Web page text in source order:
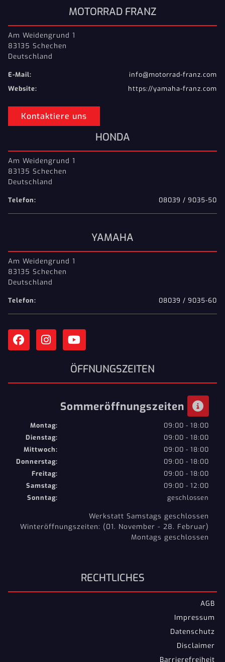
MOTORRAD FRANZ
Am Weidengrund 1
83135 Schechen
Deutschland
E-Mail:
info@motorrad-franz.com
Website:
https://yamaha-franz.com
Kontaktiere uns
HONDA
Am Weidengrund 1
83135 Schechen
Deutschland
Telefon: 08039 / 9035-50
YAMAHA
Am Weidengrund 1
83135 Schechen
Deutschland
Telefon: 08039 / 9035-60
ÖFFNUNGSZEITEN
Sommeröffnungszeiten
Montag:
09:00 - 18:00
Dienstag:
09:00 - 18:00
Mittwoch:
09:00 - 18:00
Donnerstag:
09:00 - 18:00
Freitag:
09:00 - 18:00
Samstag:
09:00 - 12:00
Sonntag:
geschlossen
Werkstatt Samstags geschlossen
Winteröffnungszeiten: (01. November - 28. Februar)
Montags geschlossen
RECHTLICHES
AGB
Impressum
Datenschutz
Disclaimer
Barrierefreiheit